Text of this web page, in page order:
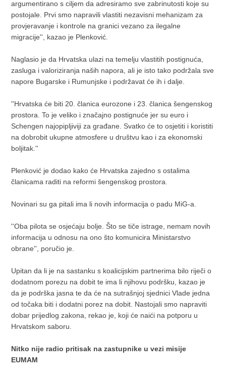
argumentirano s ciljem da adresiramo sve zabrinutosti koje su
postojale. Prvi smo napravili vlastiti nezavisni mehanizam za
provjeravanje i kontrole na granici vezano za ilegalne
migracije'', kazao je Plenković.
Naglasio je da Hrvatska ulazi na temelju vlastitih postignuća,
zasluga i valoriziranja naših napora, ali je isto tako podržala sve
napore Bugarske i Rumunjske i podržavat će ih i dalje.
''Hrvatska će biti 20. članica eurozone i 23. članica šengenskog
prostora. To je veliko i značajno postignuće jer su euro i
Schengen najopipljiviji za građane. Svatko će to osjetiti i koristiti
na dobrobit ukupne atmosfere u društvu kao i za ekonomski
boljitak.''
Plenković je dodao kako će Hrvatska zajedno s ostalima
članicama raditi na reformi šengenskog prostora.
Novinari su ga pitali ima li novih informacija o padu MiG-a.
''Oba pilota se osjećaju bolje. Što se tiče istrage, nemam novih
informacija u odnosu na ono što komunicira Ministarstvo
obrane'', poručio je.
Upitan da li je na sastanku s koalicijskim partnerima bilo riječi o
dodatnom porezu na dobit te ima li njihovu podršku, kazao je
da je podrška jasna te da će na sutrašnjoj sjednici Vlade jedna
od točaka biti i dodatni porez na dobit. Nastojali smo napraviti
dobar prijedlog zakona, rekao je, koji će naići na potporu u
Hrvatskom saboru.
Nitko nije radio pritisak na zastupnike u vezi misije
EUMAM